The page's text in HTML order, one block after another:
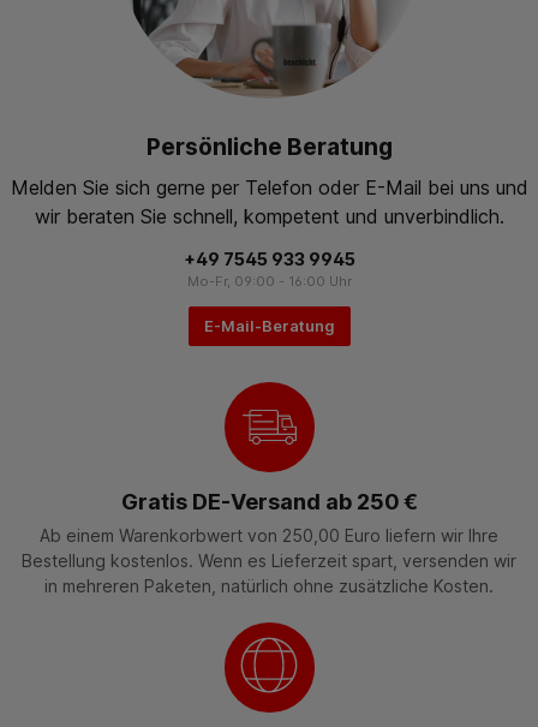
Persönliche Beratung
Melden Sie sich gerne per Telefon oder E-Mail bei uns und
wir beraten Sie schnell, kompetent und unverbindlich.
+49 7545 933 9945
Mo-Fr, 09:00 - 16:00 Uhr
E-Mail-Beratung
Gratis DE-Versand ab 250 €
Ab einem Warenkorbwert von 250,00 Euro liefern wir Ihre
Bestellung kostenlos. Wenn es Lieferzeit spart, versenden wir
in mehreren Paketen, natürlich ohne zusätzliche Kosten.